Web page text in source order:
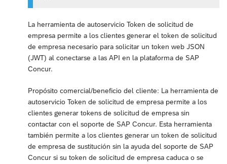
La herramienta de autoservicio Token de solicitud de
empresa permite a los clientes generar el token de solicitud
de empresa necesario para solicitar un token web JSON
(JWT) al conectarse a las API en la plataforma de SAP
Concur.
Propósito comercial/beneficio del cliente: La herramienta de
autoservicio Token de solicitud de empresa permite a los
clientes generar tokens de solicitud de empresa sin
contactar con el soporte de SAP Concur. Esta herramienta
también permite a los clientes generar un token de solicitud
de empresa de sustitución sin la ayuda del soporte de SAP
Concur si su token de solicitud de empresa caduca o se